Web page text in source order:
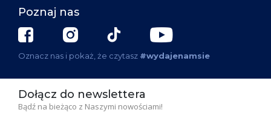
Poznaj nas
Oznacz nas i pokaż, że czytasz #wydajenamsie
Dołącz do newslettera
Bądź na bieżąco z Naszymi nowościami!